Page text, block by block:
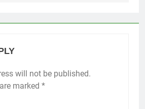
will not be published.
marked *